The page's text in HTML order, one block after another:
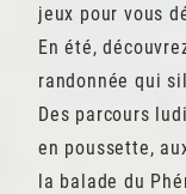
jeux pour vous
En été,
randonnée qui
Des parcours
en poussette,
la balade du